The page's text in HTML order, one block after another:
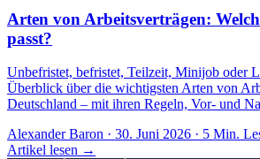
Arten von Arbeitsverträgen:
passt?
Unbefristet, befristet, Teilzeit, Minijob oder
Überblick über die wichtigsten Arten von
Deutschland – mit ihren Regeln, Vor- und
Alexander Baron · 30. Juni 2026 · 5 Min.
Artikel lesen →